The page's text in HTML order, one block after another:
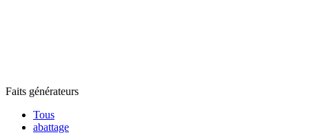
Faits générateurs
Tous
abattage